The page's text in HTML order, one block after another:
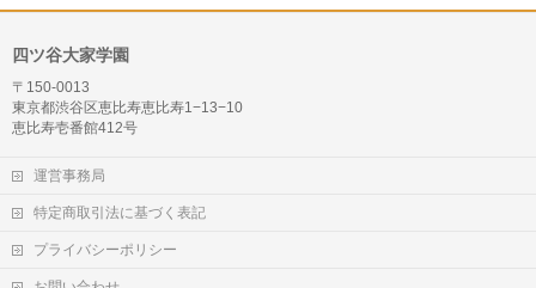
四ツ谷大家学園
〒150-0013
東京都渋谷区恵比寿恵比寿1−13−10
恵比寿壱番館412号
運営事務局
特定商取引法に基づく表記
プライバシーポリシー